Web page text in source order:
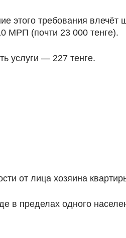
этого требования
МРП (почти 23 000 тенге).
услуги — 227 тенге.
от лица хозяина
в пределах одного